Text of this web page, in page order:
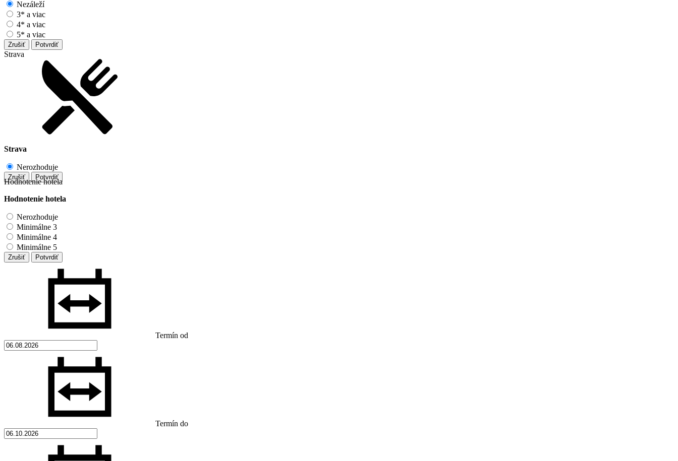
Nezáleží
3* a viac
4* a viac
5* a viac
Zrušiť Potvrdiť
Strava
Strava
Nerozhoduje
Zrušiť Potvrdiť
Hodnotenie hotela
Hodnotenie hotela
Nerozhoduje
Minimálne 3
Minimálne 4
Minimálne 5
Zrušiť Potvrdiť
Termín od
Termín do